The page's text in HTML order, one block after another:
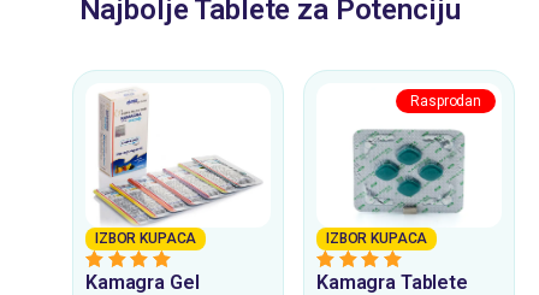
Najbolje Tablete za Potenciju
IZBOR KUPACA
5from 5
Kamagra Gel
IZBOR KUPACA
4from 5
Kamagra Tablete